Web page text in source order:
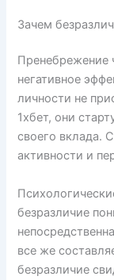
Зачем
Пренебрежение
негативное
личности не
1хбет, они
своего вклада.
активности и
безразличие
все же
безразличие